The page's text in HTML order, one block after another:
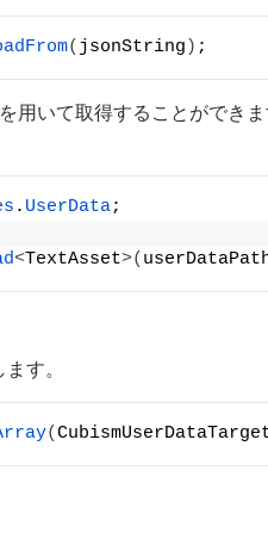
( jsonString ) ;
用いて取得することができま
. UserData;
<TextAsset>(
す。
(